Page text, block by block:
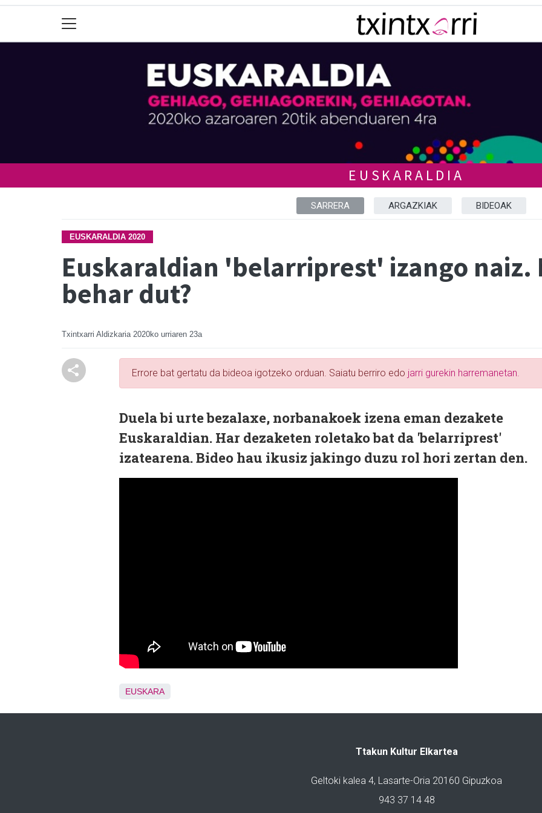
EUSKARALDIA
SARRERA ARGAZKIAK BIDEOAK
EUSKARALDIA 2020
Euskaraldian 'belarriprest' izango naiz.
behar dut?
Txintxarri Aldizkaria 2020ko urriaren 23a
Errore bat gertatu da bideoa igotzeko orduan. Saiatu berriro edo jarri gurekin harremanetan.
Duela bi urte bezalaxe, norbanakoek izena eman dezakete
Euskaraldian. Har dezaketen roletako bat da 'belarriprest'
izatearena. Bideo hau ikusiz jakingo duzu rol hori zertan den.
EUSKARA
Ttakun Kultur Elkartea
Geltoki kalea 4, Lasarte-Oria 20160 Gipuzkoa
943 37 14 48